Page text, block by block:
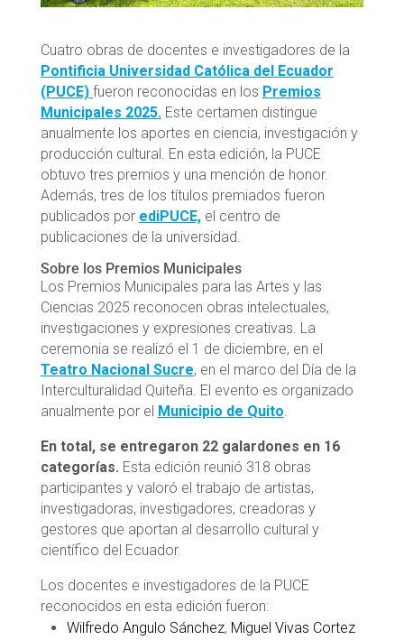
Cuatro obras de docentes e investigadores de la
Pontificia Universidad Católica del Ecuador
(PUCE) fueron reconocidas en los Premios
Municipales 2025.Este certamen distingue
anualmente los aportes en ciencia, investigación y
producción cultural. En esta edición, la PUCE
obtuvo tres premios y una mención de honor.
Además, tres de los títulos premiados fueron
publicados por ediPUCE,el centro de
publicaciones de la universidad.
Sobre los Premios Municipales
Los Premios Municipales para las Artes y las
Ciencias 2025 reconocen obras intelectuales,
investigaciones y expresiones creativas. La
ceremonia se realizó el 1 de diciembre, en el
Teatro Nacional Sucre, en el marco del Día de la
Interculturalidad Quiteña. El evento es organizado
anualmente por el Municipio de Quito.
En total, se entregaron 22 galardones en 16
categorías. Esta edición reunió 318 obras
participantes y valoró el trabajo de artistas,
investigadoras, investigadores, creadoras y
gestores que aportan al desarrollo cultural y
científico del Ecuador.
Los docentes e investigadores de la PUCE
reconocidos en esta edición fueron:
Wilfredo Angulo Sánchez, Miguel Vivas Cortez